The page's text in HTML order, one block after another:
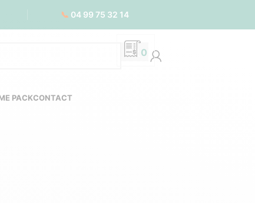
📞 04 99 75 32 14
0
PACKCONTACT
aux